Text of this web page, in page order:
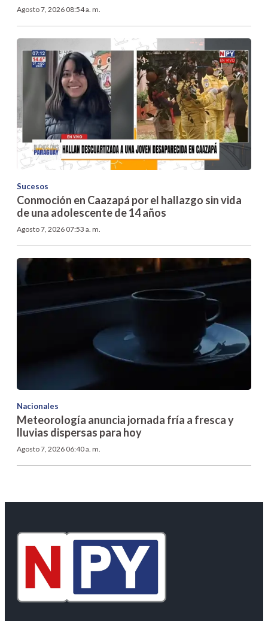
Agosto 7, 2026 08:54 a. m.
Sucesos
Conmoción en Caazapá por el hallazgo sin vida
de una adolescente de 14 años
Agosto 7, 2026 07:53 a. m.
Nacionales
Meteorología anuncia jornada fría a fresca y
lluvias dispersas para hoy
Agosto 7, 2026 06:40 a. m.